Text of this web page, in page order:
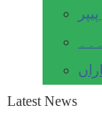
Latest News